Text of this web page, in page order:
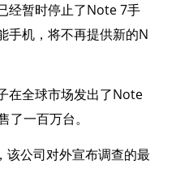
经暂时停止了Note 7手
手机，将不再提供新的N
在全球市场发出了Note
一百万台。
该公司对外宣布调查的最